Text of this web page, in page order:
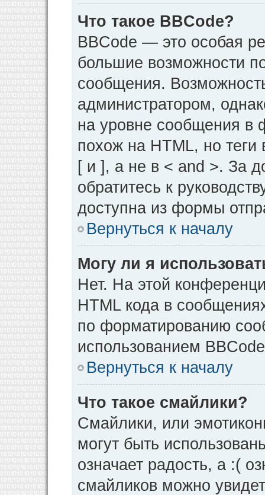
Что такое BBCode?
BBCode — это особая
большие возможности
сообщения.
администратором,
на уровне сообщения в
похож на HTML, но теги
[ и ], а не в < and >. За
обратитесь к
доступна из формы
Вернуться к началу
Могу ли я
Нет. На этой
HTML кода в
по форматированию
использованием
Вернуться к началу
Что такое смайлики?
Смайлики, или
могут быть
означает радость, а :(
смайликов можно